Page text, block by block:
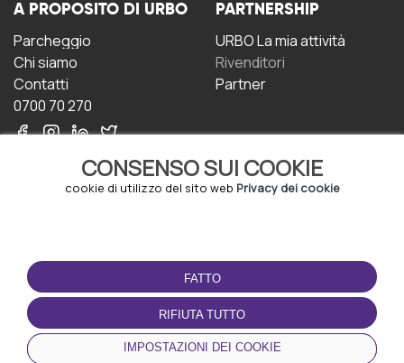
CONSENSO SUI COOKIE
cookie di utilizzo del sito web Privacy dei cookie
FATTO
RIFIUTA TUTTO
IMPOSTAZIONI DEI COOKIE
A PROPOSITO DI URBO
Parcheggio
Chi siamo
Contatti
0700 70 270
PARTNERSHIP
URBO La mia attività
Rivenditori
Partner
CONDIZIONI D'USO
Termini e Condizioni
Politica sulla riservatezza
Gestione dei Cookie
SCARICA L'APP